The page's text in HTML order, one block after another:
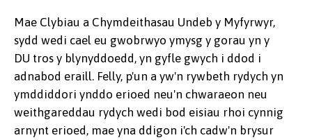
Mae Clybiau a Chymdeithasau Undeb y Myfyrwyr,
sydd wedi cael eu gwobrwyo ymysg y gorau yn y
DU tros y blynyddoedd, yn gyfle gwych i ddod i
adnabod eraill. Felly, p'un a yw'n rywbeth rydych yn
ymddiddori ynddo erioed neu'n chwaraeon neu
weithgareddau rydych wedi bod eisiau rhoi cynnig
arnynt erioed, mae yna ddigon i'ch cadw'n brysur